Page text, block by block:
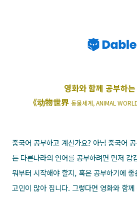
영화와 함께 공부하
《动物世界 동물세계, ANIMAL
중국어 공부하고 계신가요? 아님 중국어
든 다른나라의 언어를 공부하려면 먼저 갑
뭐부터 시작해야 할지, 혹은 공부하기에
고민이 많아 집니다. 그렇다면 영화와 함께